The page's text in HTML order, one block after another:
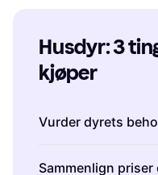
Husdyr: 3
kjøper
Vurder dyrets
Sammenlign